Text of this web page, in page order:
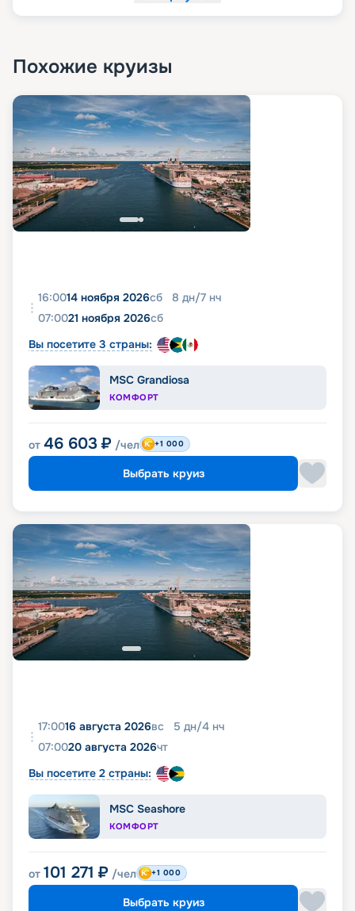
Похожие круизы
16:0014 ноября 2026сб 8 дн/7 нч
07:0021 ноября 2026сб
Вы посетите 3 страны:
MSC Grandiosa
КОМФОРТ
от 46 603 ₽ /чел +1 000
Выбрать круиз
17:0016 августа 2026вс 5 дн/4 нч
07:0020 августа 2026чт
Вы посетите 2 страны:
MSC Seashore
КОМФОРТ
от 101 271 ₽ /чел +1 000
Выбрать круиз